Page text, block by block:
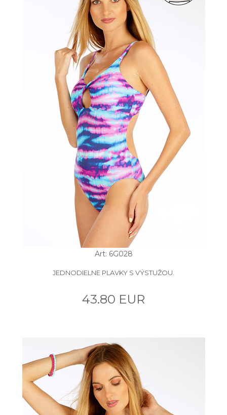
Art: 6G028
JEDNODIELNE PLAVKY S VÝSTUŽOU.
43.80 EUR